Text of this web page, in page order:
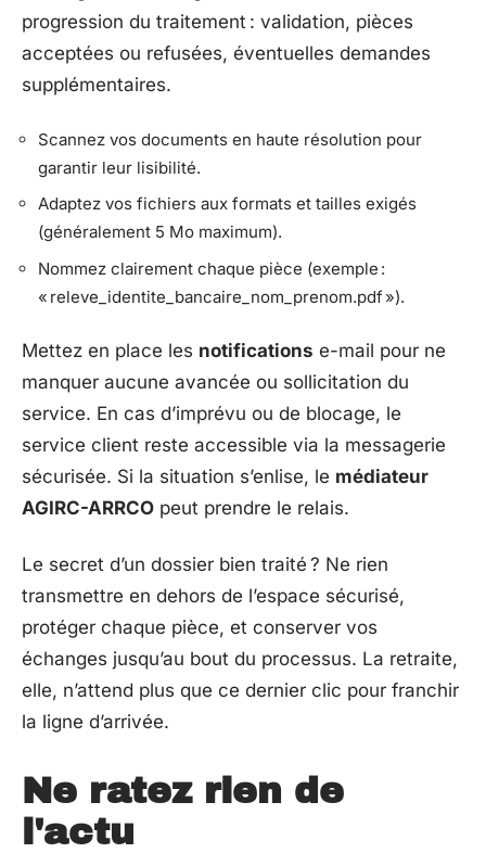
progression du traitement : validation, pièces
acceptées ou refusées, éventuelles demandes
supplémentaires.
Scannez vos documents en haute résolution pour
garantir leur lisibilité.
Adaptez vos fichiers aux formats et tailles exigés
(généralement 5 Mo maximum).
Nommez clairement chaque pièce (exemple :
« releve_identite_bancaire_nom_prenom.pdf »).
Mettez en place les notifications e-mail pour ne
manquer aucune avancée ou sollicitation du
service. En cas d’imprévu ou de blocage, le
service client reste accessible via la messagerie
sécurisée. Si la situation s’enlise, le médiateur
AGIRC-ARRCO peut prendre le relais.
Le secret d’un dossier bien traité ? Ne rien
transmettre en dehors de l’espace sécurisé,
protéger chaque pièce, et conserver vos
échanges jusqu’au bout du processus. La retraite,
elle, n’attend plus que ce dernier clic pour franchir
la ligne d’arrivée.
Ne ratez rien de
l'actu